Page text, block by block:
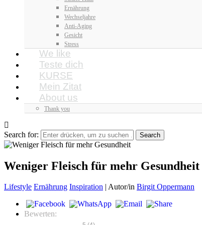
Ernährung
Wechseljahre
Anti-Aging
Gesicht
Stress
We like
Teste dich
KURSE
Mein Zitat
About us
Thank you
Search for:
Weniger Fleisch für mehr Gesundheit
Lifestyle Ernährung Inspiration | Autor/in Birgit Oppermann
Bewerten: